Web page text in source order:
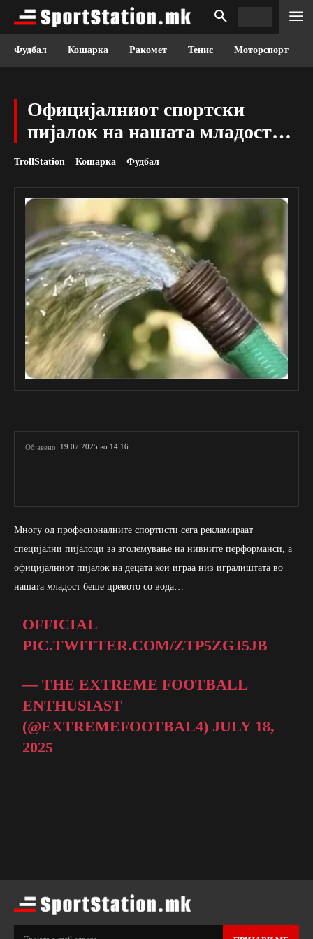
Фудбал Кошарка Ракомет Тенис Моторспорт
Официјалниот спортски
пијалок на нашата младост…
TrollStation Кошарка Фудбал
Објавено: 19.07.2025 во 14:16
Многу од професионалните спортисти сега рекламираат
специјални пијалоци за зголемување на нивните перформанси, а
официјалниот пијалок на децата кои играа низ игралиштата во
нашата младост беше цревото со вода…
OFFICIAL
PIC.TWITTER.COM/ZTP5ZGJ5JB
— THE EXTREME FOOTBALL
ENTHUSIAST
(@EXTREMEFOOTBAL4) JULY 18,
2025